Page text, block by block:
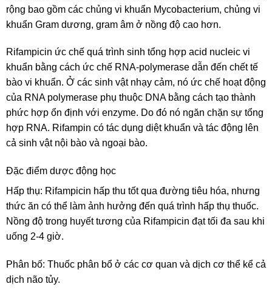
rộng bao gồm các chủng vi khuẩn Mycobacterium, chủng vi
khuẩn Gram dương, gram âm ở nồng độ cao hơn.
Rifampicin ức chế quá trình sinh tổng hợp acid nucleic vi
khuẩn bằng cách ức chế RNA-polymerase dẫn đến chết tế
bào vi khuẩn. Ở các sinh vật nhạy cảm, nó ức chế hoạt động
của RNA polymerase phụ thuộc DNA bằng cách tạo thành
phức hợp ổn định với enzyme. Do đó nó ngăn chặn sự tổng
hợp RNA. Rifampin có tác dụng diệt khuẩn và tác động lên
cả sinh vật nội bào và ngoại bào.
Đặc điểm dược động học
Hấp thụ: Rifampicin hấp thu tốt qua đường tiêu hóa, nhưng
thức ăn có thể làm ảnh hưởng đến quá trình hấp thụ thuốc.
Nồng độ trong huyết tương của Rifampicin đạt tối đa sau khi
uống 2-4 giờ.
Phân bố: Thuốc phân bổ ở các cơ quan và dịch cơ thể kể cả
dịch não tủy.